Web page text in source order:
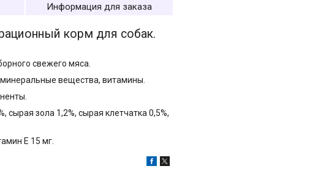
Информация для заказа
корм для собак.
свежего мяса.
вещества, витамины.
зола 1,2%, сырая клетчатка 0,5%,
Е 15 мг.